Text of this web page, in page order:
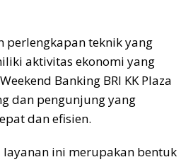
perlengkapan teknik yang
aktivitas ekonomi yang
Banking BRI KK Plaza
dan pengunjung yang
dan efisien.
layanan ini merupakan bentuk